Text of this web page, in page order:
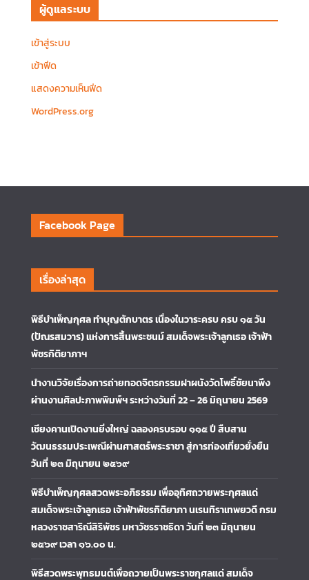
ผู้ดูแลระบบ
เข้าสู่ระบบ
เข้าฟีด
แสดงความเห็นฟีด
WordPress.org
Facebook Page
เรื่องล่าสุด
พิธีบำเพ็ญกุศล ทำบุญตักบาตร เนื่องในวาระครบ ครบ ๑๕ วัน
(ปัณรสมวาร) แห่งการสิ้นพระชนม์ สมเด็จพระเจ้าลูกเธอ เจ้าฟ้า
พัชรกิติยาภาฯ
นำงานวิจัยเรื่องการถ่ายทอดจิตรกรรมฝาผนังวัดโพธิ์ชัยนาพึง
ผ่านงานศิลปะภาพพิมพ์ฯ ระหว่างวันที่ 22 – 26 มิถุนายน 2569
เชียงคานเปิดงานยิ่งใหญ่ ฉลองครบรอบ ๑๑๕ ปี สืบสาน
วัฒนธรรมประเพณีผ่านศาสตร์พระราชา สู่การท่องเที่ยวยั่งยืน
วันที่ ๒๓ มิถุนายน ๒๕๖๙
พิธีบำเพ็ญกุศลสวดพระอภิธรรม เพื่ออุทิศถวายพระกุศลแด่
สมเด็จพระเจ้าลูกเธอ เจ้าฟ้าพัชรกิติยาภา นเรนทิราเทพยวดี กรม
หลวงราชสาริณีสิริพัชร มหาวัชรราชธิดา วันที่ ๒๓ มิถุนายน
๒๕๖๙ เวลา ๑๖.๐๐ น.
พิธีสวดพระพุทธมนต์เพื่อถวายเป็นพระราชกุศลแด่ สมเด็จ